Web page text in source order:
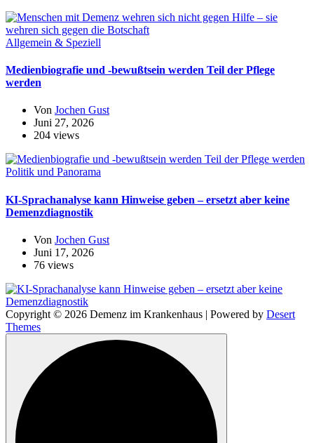
Allgemein & Speziell
Medienbiografie und -bewußtsein werden Teil der Pflege
werden
Von Jochen Gust
Juni 27, 2026
204 views
Politik und Panorama
KI-Sprachanalyse kann Hinweise geben – ersetzt aber keine
Demenzdiagnostik
Von Jochen Gust
Juni 17, 2026
76 views
Copyright © 2026 Demenz im Krankenhaus | Powered by Desert
Themes